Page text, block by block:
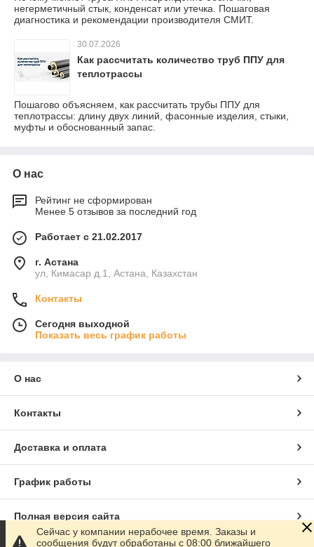
негерметичный стык, конденсат или утечка. Пошаговая
диагностика и рекомендации производителя СМИТ.
30.07.2026
Как рассчитать количество труб ППУ для
теплотрассы
Пошагово объясняем, как рассчитать трубы ППУ для
теплотрассы: длину двух линий, фасонные изделия, стыки,
муфты и обоснованный запас.
О нас
Рейтинг не сформирован
Менее 5 отзывов за последний год
Работает с 21.02.2017
г. Астана
ул, Кимасар д.1, Астана, Казахстан
Контакты
Сегодня выходной
Показать весь график работы
О нас
Контакты
Доставка и оплата
График работы
Полная версия сайта
Сейчас у компании нерабочее время. Заказы и
сообщения будут обработаны с 08:00 ближайшего